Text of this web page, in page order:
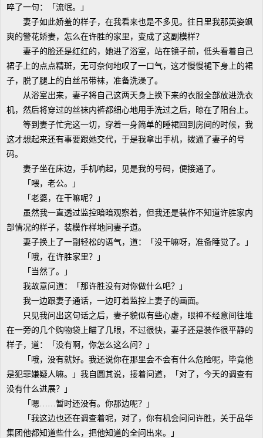
啐了一句：「流氓。」
妻子如此娇羞的样子，在我看来也是不多见。往日里我那英姿飒
爽的警花娇妻，怎么在许胜的家里，变成了这副模样？
妻子的脸还是红红的，她进了浴室，站在镜子前，低头看着自己
裙子上的点点精斑，无可奈何地叹了一口气，这才慢慢褪下身上的裙
子，脱了腿上的白丝吊带袜，准备洗澡了。
从浴室出来，妻子将自己这两天身上换下来的衣服全部放进洗衣
机，然后将穿过的丝袜内裤都细心地用手洗过之后，晾在了阳台上。
等到妻子忙完这一切，穿着一身简单的睡裙回到房间的时候，我
这才想起来还有事要跟她交代，于是我拿出手机，拨通了妻子的号
码。
妻子坐在床边，手机响起，见是我的号码，便接通了。
「喂，老公。」
「老婆，在干嘛呢？」
虽然我一直透过监控暗暗观察着，但我还是装作不知道许胜家内
部情况的样子，装模作样地问妻子道。
妻子换上了一副轻松的语气，道：「没干嘛呀，准备睡觉了。」
「哦，在许胜家里？」
「当然了。」
我故意问道：「那许胜没有对你做什么吧？」
我一边跟妻子通话，一边盯着监控上妻子的画面。
只见我问出这句话之后，妻子貌似有些心虚，眼神不经意间往堆
在一旁的几个购物袋上瞄了几眼，不过很快，妻子还是装作很平静的
样子，道：「没有啊，你怎么这么问？」
「哦，没有就好。我还说你在那里会不会有什么危险呢，毕竟他
是犯罪嫌疑人嘛。」我自圆其说，接着问道，「对了，今天的调查有
没有什么进展？」
「嗯……暂时还没有。你那边呢？」
「我这边也还在调查着呢，对了，你有机会问问许胜，关于品华
集团他都知道些什么，把他知道的全问出来。」